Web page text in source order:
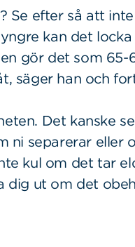
Se efter så att
kan det
gör det som 65-
säger han och
Det kanske
ni separerar eller
kul om det tar
dig ut om det